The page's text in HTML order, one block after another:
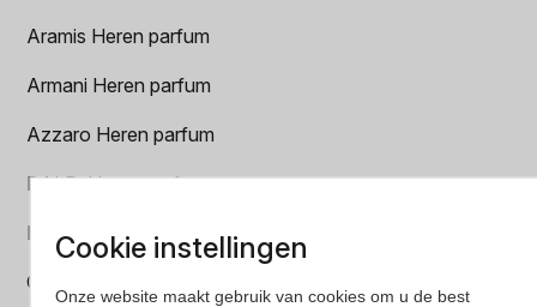
Aramis Heren parfum
Armani Heren parfum
Azzaro Heren parfum
BALR. Heren parfum
BVLGARI Heren parfum
Chanel Heren parfum
Cookie instellingen
Onze website maakt gebruik van cookies om u de best